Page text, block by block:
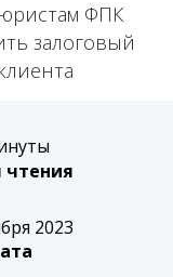
ФПК
залоговый
2023
чтения